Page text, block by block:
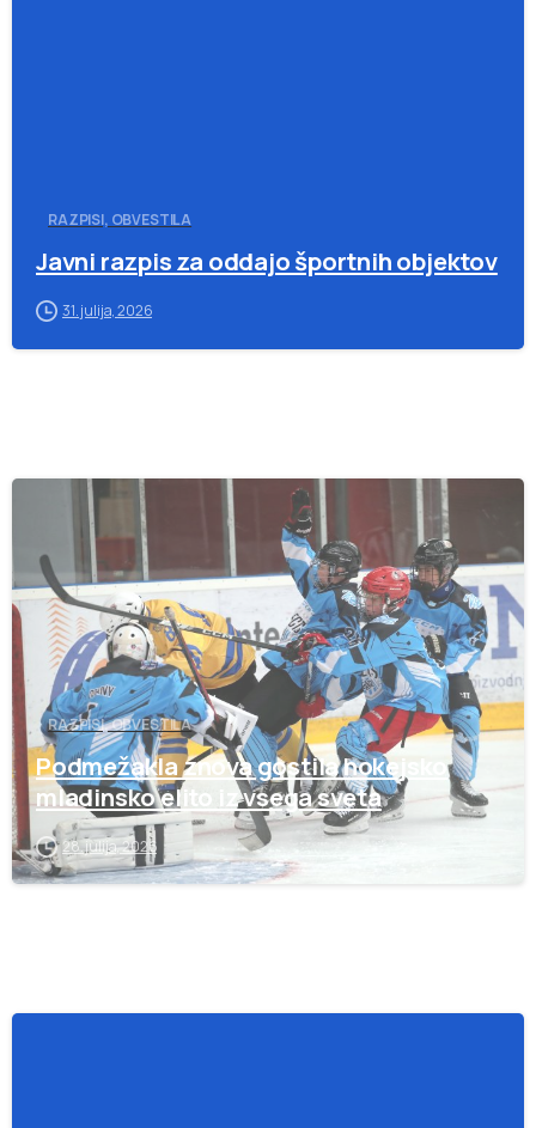
RAZPISI, OBVESTILA
Javni razpis za oddajo športnih objektov
31. julija, 2026
RAZPISI, OBVESTILA
Podmežakla znova gostila hokejsko
mladinsko elito iz vsega sveta
28. julija, 2026